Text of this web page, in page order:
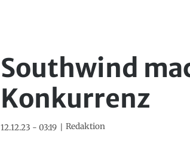
Southwind
Konkurrenz
12.12.23 - 03:19 Redaktion